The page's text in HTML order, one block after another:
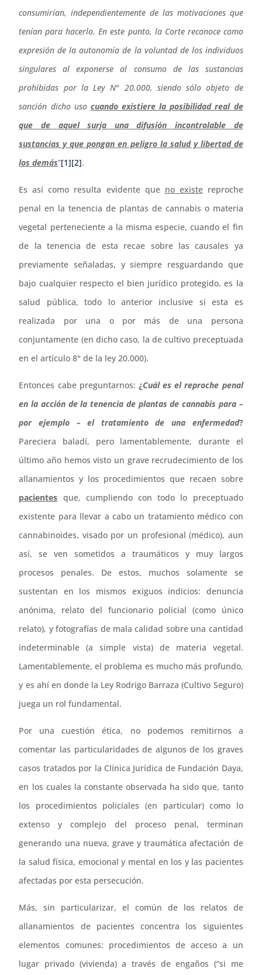
consumirían, independientemente de las motivaciones que
tenían para hacerlo. En este punto, la Corte reconoce como
expresión de la autonomía de la voluntad de los individuos
singulares al exponerse al consumo de las sustancias
prohibidas por la Ley N° 20.000, siendo sólo objeto de
sanción dicho uso cuando existiere la posibilidad real de
que de aquel surja una difusión incontrolable de
sustancias y que pongan en peligro la salud y libertad de
los demás”[1][2].
Es así como resulta evidente que no existereproche
penal en la tenencia de plantas de cannabis o materia
vegetal perteneciente a la misma especie, cuando el fin
de la tenencia de esta recae sobre las causales ya
previamente señaladas, y siempre resguardando que
bajo cualquier respecto el bien jurídico protegido, es la
salud pública, todo lo anterior inclusive si esta es
realizada por una o por más de una persona
conjuntamente (en dicho caso, la de cultivo preceptuada
en el artículo 8° de la ley 20.000).
Entonces cabe preguntarnos: ¿Cuál es el reproche penal
en la acción de la tenencia de plantas de cannabis para –
por ejemplo – el tratamiento de una enfermedad?
Pareciera baladí, pero lamentablemente, durante el
último año hemos visto un grave recrudecimiento de los
allanamientos y los procedimientos que recaen sobre
pacientes que, cumpliendo con todo lo preceptuado
existente para llevar a cabo un tratamiento médico con
cannabinoides, visado por un profesional (médico), aun
así, se ven sometidos a traumáticos y muy largos
procesos penales. De estos, muchos solamente se
sustentan en los mismos exiguos indicios: denuncia
anónima, relato del funcionario policial (como único
relato), y fotografías de mala calidad sobre una cantidad
indeterminable (a simple vista) de materia vegetal.
Lamentablemente, el problema es mucho más profundo,
y es ahí en donde la Ley Rodrigo Barraza (Cultivo Seguro)
juega un rol fundamental.
Por una cuestión ética, no podemos remitirnos a
comentar las particularidades de algunos de los graves
casos tratados por la Clínica Jurídica de Fundación Daya,
en los cuales la constante observada ha sido que, tanto
los procedimientos policiales (en particular) como lo
extenso y complejo del proceso penal, terminan
generando una nueva, grave y traumática afectación de
la salud física, emocional y mental en los y las pacientes
afectadas por esta persecución.
Más, sin particularizar, el común de los relatos de
allanamientos de pacientes concentra los siguientes
elementos comunes: procedimientos de acceso a un
lugar privado (vivienda) a través de engaños (“si me